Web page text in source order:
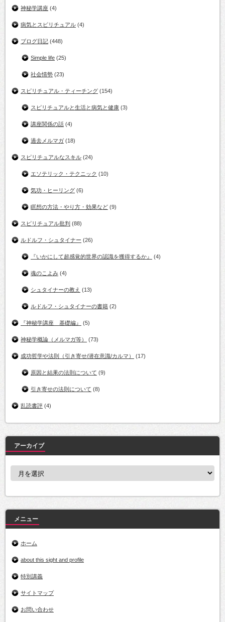
神秘学講座 (4)
病気とスピリチュアル (4)
ブログ日記 (448)
Simple life (25)
社会情勢 (23)
スピリチュアル・ティーチング (154)
スピリチュアルと生活と病気と健康 (3)
講座関係の話 (4)
過去メルマガ (18)
スピリチュアルなスキル (24)
エソテリック・テクニック (10)
気功・ヒーリング (6)
瞑想の方法・やり方・効果など (9)
スピリチュアル批判 (88)
ルドルフ・シュタイナー (26)
『いかにして超感覚的世界の認識を獲得するか』 (4)
魂のこよみ (4)
シュタイナーの教え (13)
ルドルフ・シュタイナーの書籍 (2)
『神秘学講座 基礎編』 (5)
神秘学概論（メルマガ等） (73)
成功哲学や法則（引き寄せ/潜在意識/カルマ） (17)
原因と結果の法則について (9)
引き寄せの法則について (8)
乱読書評 (4)
アーカイブ
ア
ブ
メニュー
ホーム
about this sight and profile
特別講義
サイトマップ
お問い合わせ